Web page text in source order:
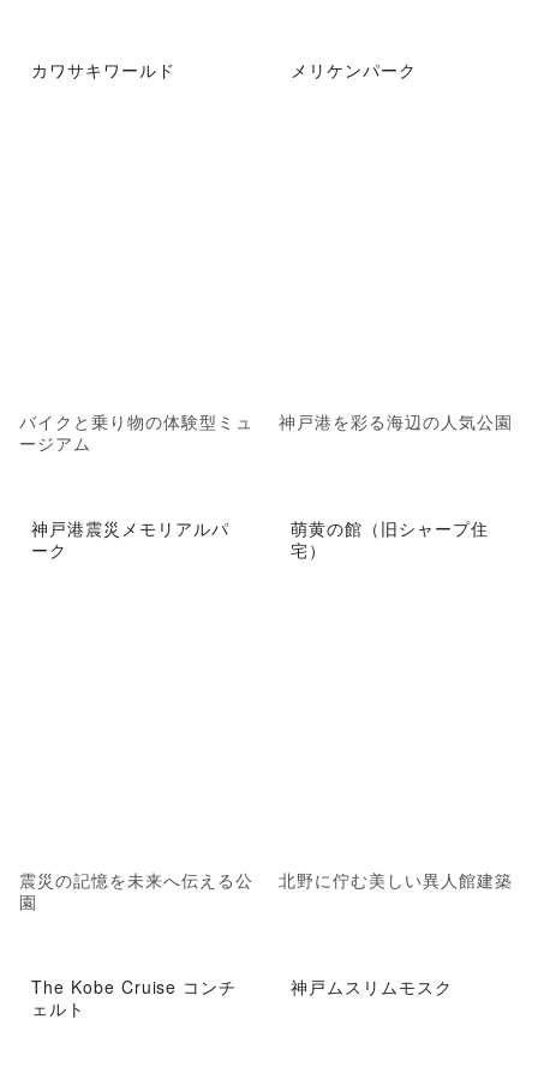
カワサキワールド
バイクと乗り物の体験型ミュ
ージアム
メリケンパーク
神戸港を彩る海辺の人気公園
神戸港震災メモリアルパ
ーク
震災の記憶を未来へ伝える公
園
萌黄の館（旧シャープ住
宅）
北野に佇む美しい異人館建築
The Kobe Cruise コンチ
ェルト
神戸ムスリムモスク